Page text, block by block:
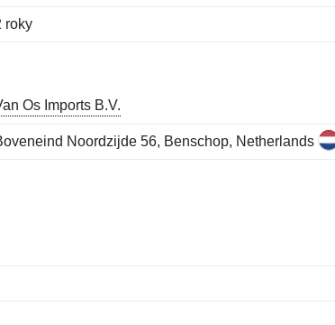
roky
Os Imports B.V.
Noordzijde 56, Benschop, Netherlands